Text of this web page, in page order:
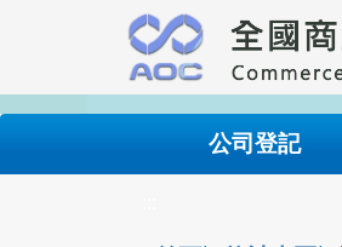
要
內
公司登記